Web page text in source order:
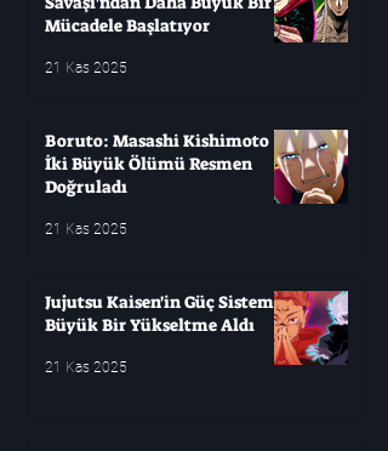
Mücadele Başlatıyor
21 Kas 2025
Boruto: Masashi Kishimoto
İki Büyük Ölümü Resmen
Doğruladı
21 Kas 2025
Jujutsu Kaisen'in Güç Sistemi
Büyük Bir Yükseltme Aldı
21 Kas 2025